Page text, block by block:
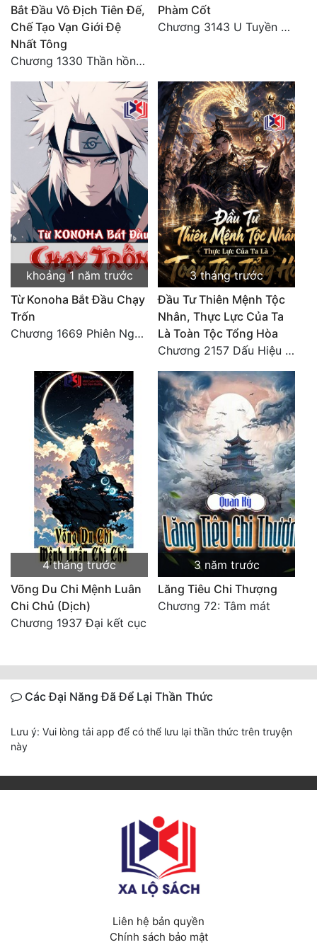
Bắt Đầu Vô Địch Tiên Đế,
Chế Tạo Vạn Giới Đệ
Nhất Tông
Chương 1330 Thần hồn nhìn trộm
Phàm Cốt
Chương 3143 U Tuyền Điện, U Minh dị tượng bách quỷ dạ hành
khoảng 1 năm trước
Từ Konoha Bắt Đầu Chạy
Trốn
Chương 1669 Phiên Ngoại (3)
3 tháng trước
Đầu Tư Thiên Mệnh Tộc
Nhân, Thực Lực Của Ta
Là Toàn Tộc Tổng Hòa
Chương 2157 Dấu Hiệu Đại Kiếp
4 tháng trước
Võng Du Chi Mệnh Luân
Chi Chủ (Dịch)
Chương 1937 Đại kết cục
3 năm trước
Lăng Tiêu Chi Thượng
Chương 72: Tâm mát
Các Đại Năng Đã Để Lại Thần Thức
Lưu ý: Vui lòng tải app để có thể lưu lại thần thức trên truyện
này
Liên hệ bản quyền
Chính sách bảo mật